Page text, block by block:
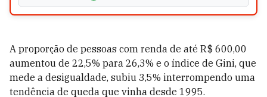
A proporção de pessoas com renda de até R$ 600,00
aumentou de 22,5% para 26,3% e o índice de Gini, que
mede a desigualdade, subiu 3,5% interrompendo uma
tendência de queda que vinha desde 1995.